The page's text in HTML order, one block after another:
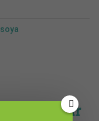
par